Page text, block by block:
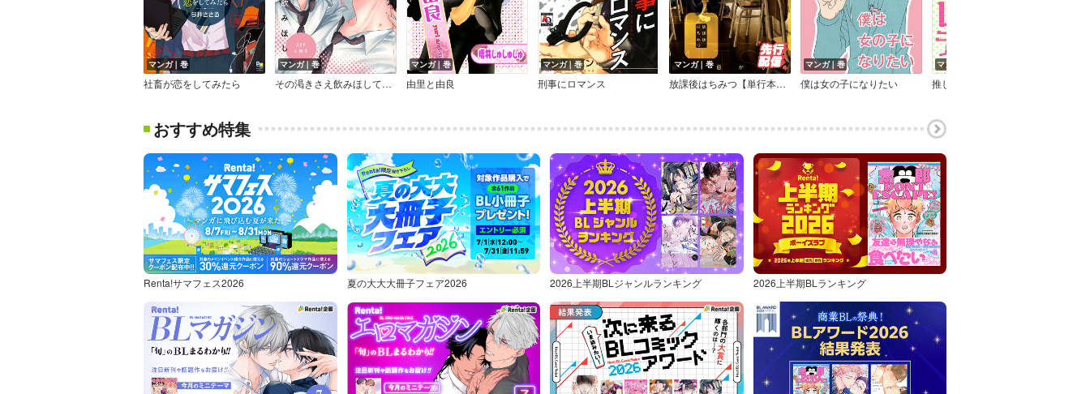
マンガ｜巻
社畜が恋をしてみたら
マンガ｜巻
その渇きさえ飲みほして【20P小冊子】
マンガ｜巻
由里と由良
マンガ｜巻
刑事にロマンス
マンガ｜巻
放課後はちみつ【単行本版】【おまけ付きRenta！限定版】
マンガ｜巻
僕は女の子になりたい
マンガ｜話
おすすめ特集
Renta!サマフェス2026 夏の大大大冊子フェア2026 2026上半期BLジャンルランキング 2026上半期BLランキング